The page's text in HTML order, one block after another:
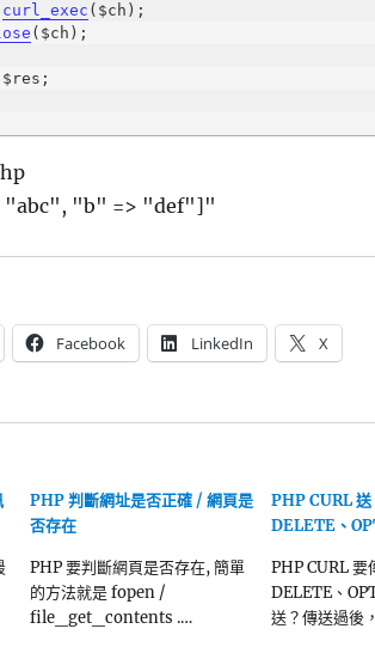
curl_exec
"b" => "def"]"
Facebook LinkedIn X
PHP 判斷網址是否正確 / 網頁是
否存在
PHP 要判斷網頁是否存在, 簡單
的方法就是 fopen /
file_get_contents .…
PHP CURL 送
DELETE、
PHP CURL 要
DELETE、
送？傳送過後